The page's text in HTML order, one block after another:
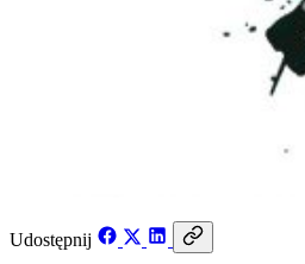
Udostępnij